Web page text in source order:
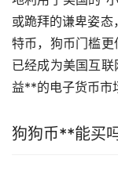
或跪拜的谦卑姿
特币，狗币门槛更
已经成为美国互联
益**的电子货币市
狗狗币**能买